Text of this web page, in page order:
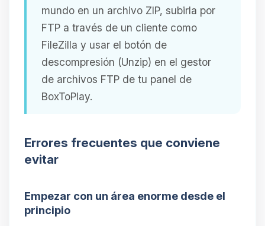
mundo en un archivo ZIP, subirla por
FTP a través de un cliente como
FileZilla y usar el botón de
descompresión (Unzip) en el gestor
de archivos FTP de tu panel de
BoxToPlay.
Errores frecuentes que conviene
evitar
Empezar con un área enorme desde el
principio